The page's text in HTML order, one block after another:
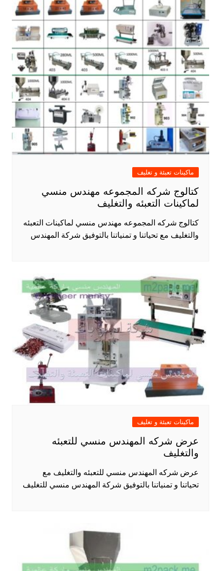
ماكينات تعبئة و تغليف
كتالوج شركه المجموعه مهندس منسي
لماكينات التعبئه والتغليف
كتالوج شركه المجموعه مهندس منسي لماكينات التعبئه
والتغليف مع تحياتنا و تمنياتنا بالتوفيق شركة المهندس
ماكينات تعبئة و تغليف
عرض شركه المهندس منسي للتعبئه
والتغليف
عرض شركه المهندس منسي للتعبئه والتغليف مع
تحياتنا و تمنياتنا بالتوفيق شركة المهندس منسي للتغليف